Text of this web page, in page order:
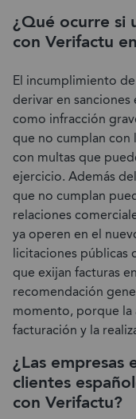
¿Qué ocurre si
con Verifactu
El incumplimiento
derivar en
como infracción
que no cumplan
con multas que
ejercicio. Además
que no cumplan
relaciones
ya operen en el
licitaciones públicas
que exijan facturas
recomendación
momento, porque la
facturación y la
¿Las empresas
clientes
con Verifactu?